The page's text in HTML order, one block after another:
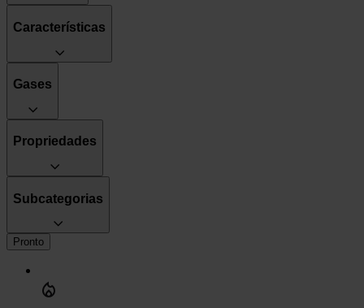
Características
Gases
Propriedades
Subcategorias
Pronto